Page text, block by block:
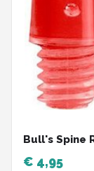
Bull's Spine
€ 4,95